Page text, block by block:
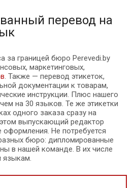
перевод на
за границей бюро Perevedi.by
маркетинговых,
. Также — перевод этикеток,
документации к товарам,
инструкции. Плюс нашего
на 30 языков. Те же этикетки
одного заказа сразу на
выпускающий редактор
Не потребуется
бюро: дипломированные
в нашей команде. В их числе
языкам.